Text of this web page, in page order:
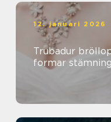
12. januari 2026
Trubadur
formar